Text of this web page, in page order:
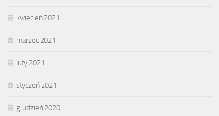
kwiecień 2021
marzec 2021
luty 2021
styczeń 2021
grudzień 2020